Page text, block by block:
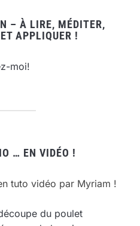
– À LIRE, MÉDITER,
APPLIQUER !
moi!
… EN VIDÉO !
tuto vidéo par Myriam !
du poulet